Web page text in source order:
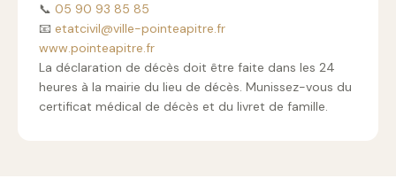
📞 05 90 93 85 85
📧 etatcivil@ville-pointeapitre.fr
www.pointeapitre.fr
La déclaration de décès doit être faite dans les 24
heures à la mairie du lieu de décès. Munissez-vous du
certificat médical de décès et du livret de famille.